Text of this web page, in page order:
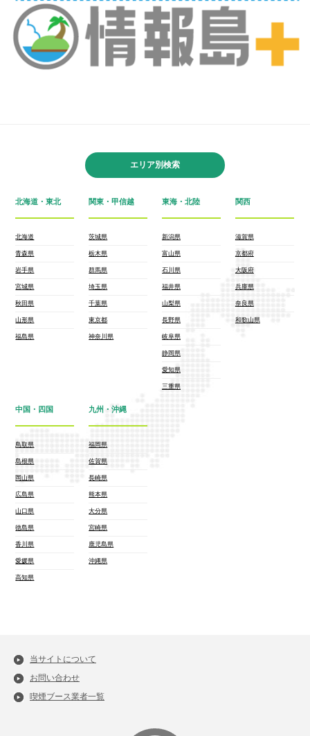
エリア別検索
北海道・東北
北海道
青森県
岩手県
宮城県
秋田県
山形県
福島県
関東・甲信越
茨城県
栃木県
群馬県
埼玉県
千葉県
東京都
神奈川県
東海・北陸
新潟県
富山県
石川県
福井県
山梨県
長野県
岐阜県
静岡県
愛知県
三重県
関西
滋賀県
京都府
大阪府
兵庫県
奈良県
和歌山県
中国・四国
鳥取県
島根県
岡山県
広島県
山口県
徳島県
香川県
愛媛県
高知県
九州・沖縄
福岡県
佐賀県
長崎県
熊本県
大分県
宮崎県
鹿児島県
沖縄県
当サイトについて
お問い合わせ
喫煙ブース業者一覧